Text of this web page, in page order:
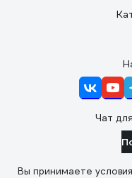
Чат
Вы принимаете условия